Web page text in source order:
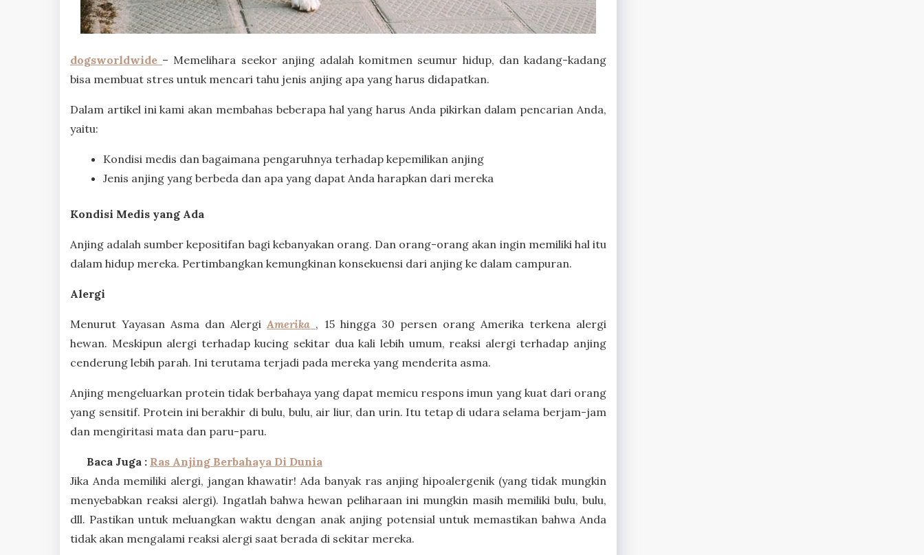
dogsworldwide – Memelihara seekor anjing adalah komitmen seumur hidup, dan kadang-kadang
bisa membuat stres untuk mencari tahu jenis anjing apa yang harus didapatkan.
Dalam artikel ini kami akan membahas beberapa hal yang harus Anda pikirkan dalam pencarian Anda,
yaitu:
Kondisi medis dan bagaimana pengaruhnya terhadap kepemilikan anjing
Jenis anjing yang berbeda dan apa yang dapat Anda harapkan dari mereka
Kondisi Medis yang Ada
Anjing adalah sumber kepositifan bagi kebanyakan orang. Dan orang-orang akan ingin memiliki hal itu
dalam hidup mereka. Pertimbangkan kemungkinan konsekuensi dari anjing ke dalam campuran.
Alergi
Menurut Yayasan Asma dan AlergiAmerika , 15 hingga 30 persen orang Amerika terkena alergi
hewan. Meskipun alergi terhadap kucing sekitar dua kali lebih umum, reaksi alergi terhadap anjing
cenderung lebih parah. Ini terutama terjadi pada mereka yang menderita asma.
Anjing mengeluarkan protein tidak berbahaya yang dapat memicu respons imun yang kuat dari orang
yang sensitif. Protein ini berakhir di bulu, bulu, air liur, dan urin. Itu tetap di udara selama berjam-jam
dan mengiritasi mata dan paru-paru.
Baca Juga : Ras Anjing Berbahaya Di Dunia
Jika Anda memiliki alergi, jangan khawatir! Ada banyak ras anjing hipoalergenik (yang tidak mungkin
menyebabkan reaksi alergi). Ingatlah bahwa hewan peliharaan ini mungkin masih memiliki bulu, bulu,
dll. Pastikan untuk meluangkan waktu dengan anak anjing potensial untuk memastikan bahwa Anda
tidak akan mengalami reaksi alergi saat berada di sekitar mereka.